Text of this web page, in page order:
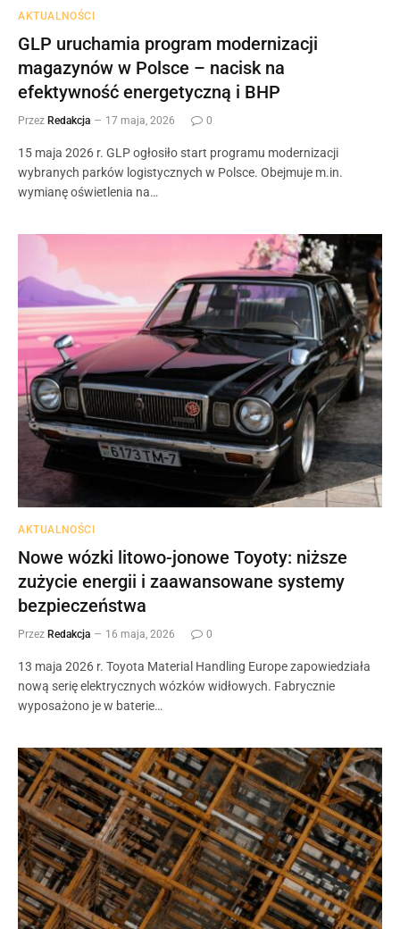
AKTUALNOŚCI
GLP uruchamia program modernizacji
magazynów w Polsce – nacisk na
efektywność energetyczną i BHP
Przez Redakcja 17 maja, 2026 0
15 maja 2026 r. GLP ogłosiło start programu modernizacji
wybranych parków logistycznych w Polsce. Obejmuje m.in.
wymianę oświetlenia na…
AKTUALNOŚCI
Nowe wózki litowo-jonowe Toyoty: niższe
zużycie energii i zaawansowane systemy
bezpieczeństwa
Przez Redakcja 16 maja, 2026 0
13 maja 2026 r. Toyota Material Handling Europe zapowiedziała
nową serię elektrycznych wózków widłowych. Fabrycznie
wyposażono je w baterie…